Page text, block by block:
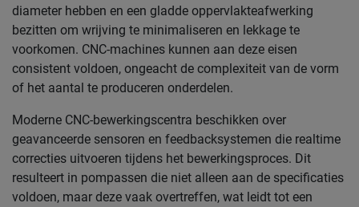
diameter hebben en een gladde oppervlakteafwerking
bezitten om wrijving te minimaliseren en lekkage te
voorkomen. CNC-machines kunnen aan deze eisen
consistent voldoen, ongeacht de complexiteit van de vorm
of het aantal te produceren onderdelen.
Moderne CNC-bewerkingscentra beschikken over
geavanceerde sensoren en feedbacksystemen die realtime
correcties uitvoeren tijdens het bewerkingsproces. Dit
resulteert in pompassen die niet alleen aan de specificaties
voldoen, maar deze vaak overtreffen, wat leidt tot een